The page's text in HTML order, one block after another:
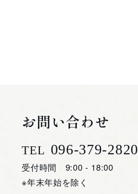
お問い合わせ
TEL 096-379-2820
受付時間 9:00 - 18:00
※年末年始を除く